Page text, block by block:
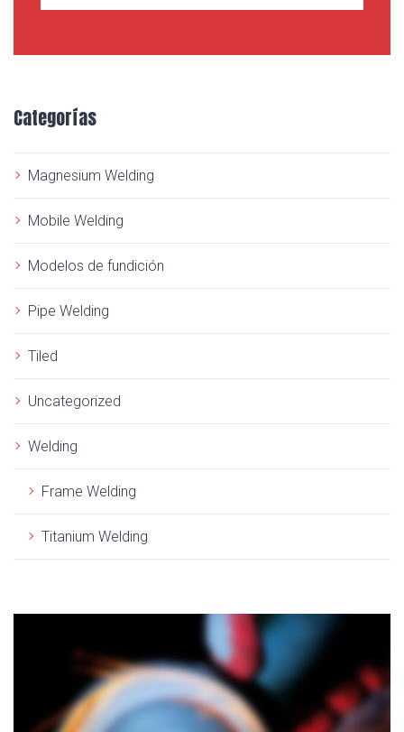
h
o
:
Categorías
Magnesium Welding
Mobile Welding
Modelos de fundición
Pipe Welding
Tiled
Uncategorized
Welding
Frame Welding
Titanium Welding